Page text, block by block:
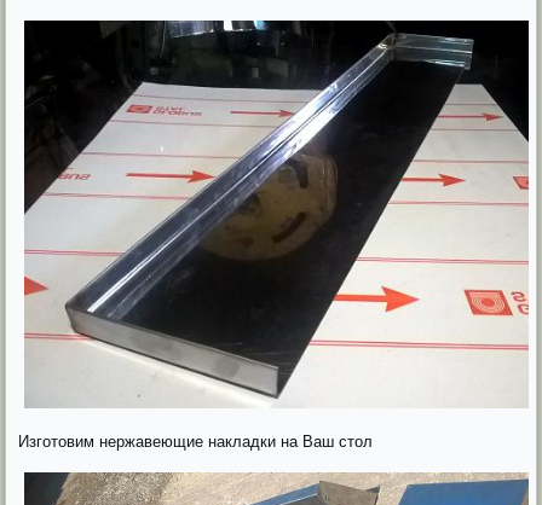
Изготовим нержавеющие накладки на Ваш стол